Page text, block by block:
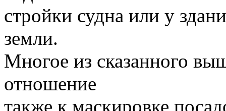
стройки судна или у
земли.
Многое из сказанного
отношение
также к маскировке